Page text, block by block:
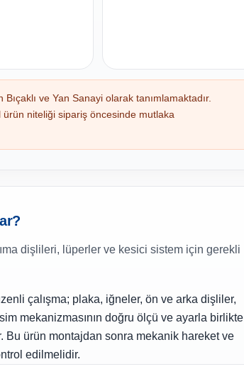
ve Yan Sanayi olarak tanımlamaktadır.
ürün niteliği sipariş öncesinde mutlaka
dişlileri, lüperler ve kesici sistem için gerekli
çalışma; plaka, iğneler, ön ve arka dişliler,
mekanizmasının doğru ölçü ve ayarla birlikte
Bu ürün montajdan sonra mekanik hareket ve
edilmelidir.